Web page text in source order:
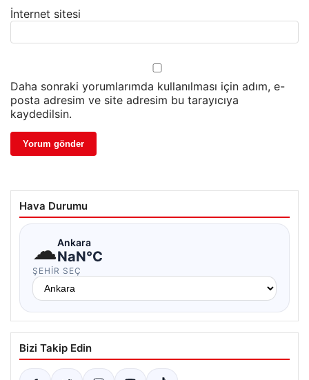
İnternet sitesi
Daha sonraki yorumlarımda kullanılması için adım, e-
posta adresim ve site adresim bu tarayıcıya
kaydedilsin.
Hava Durumu
☁Ankara
NaN°C
ŞEHIR SEÇ
Bizi Takip Edin